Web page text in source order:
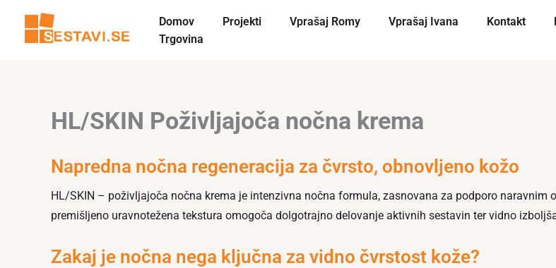
content
Domov Projekti Vprašaj Romy Vprašaj Ivana Kontakt
Trgovina
HL/SKIN Poživljajoča nočna krema
Napredna nočna regeneracija za čvrsto, obnovljeno kožo
HL/SKIN – poživljajoča nočna krema je intenzivna nočna formula, zasnovana za podporo naravnim
premišljeno uravnotežena tekstura omogoča dolgotrajno delovanje aktivnih sestavin ter vidno
Zakaj je nočna nega ključna za vidno čvrstost kože?